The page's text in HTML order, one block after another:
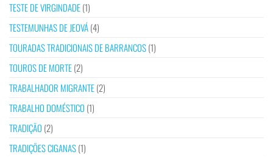
TESTE DE VIRGINDADE(1)
TESTEMUNHAS DE JEOVÁ(4)
TOURADAS TRADICIONAIS DE BARRANCOS(1)
TOUROS DE MORTE(2)
TRABALHADOR MIGRANTE(2)
TRABALHO DOMÉSTICO (1)
TRADIÇÃO (2)
TRADIÇÕES CIGANAS(1)